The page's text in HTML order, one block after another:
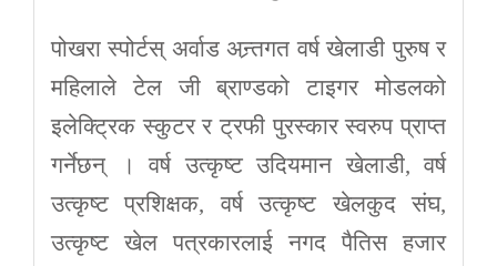
पोखरा स्पोर्टस् अर्वाड अन्र्तगत वर्ष खेलाडी पुरुष र
महिलाले टेल जी ब्राण्डको टाइगर मोडलको
इलेक्ट्रिक स्कुटर र ट्रफी पुरस्कार स्वरुप प्राप्त
गर्नेछन् । वर्ष उत्कृष्ट उदियमान खेलाडी, वर्ष
उत्कृष्ट प्रशिक्षक, वर्ष उत्कृष्ट खेलकुद संघ,
उत्कृष्ट खेल पत्रकारलाई नगद पैतिस हजार